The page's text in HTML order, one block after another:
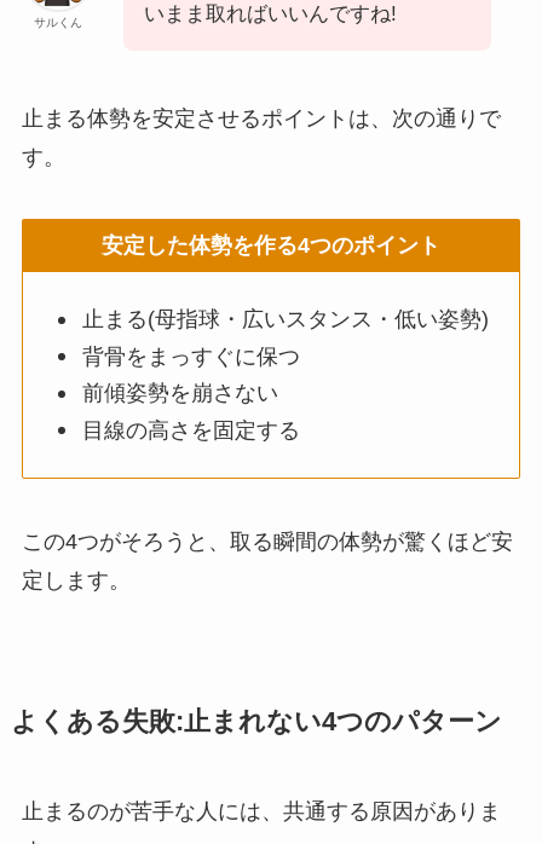
サルくん
いまま取ればいいんですね!
止まる体勢を安定させるポイントは、次の通りで
す。
安定した体勢を作る4つのポイント
止まる(母指球・広いスタンス・低い姿勢)
背骨をまっすぐに保つ
前傾姿勢を崩さない
目線の高さを固定する
この4つがそろうと、取る瞬間の体勢が驚くほど安
定します。
よくある失敗:止まれない4つのパターン
止まるのが苦手な人には、共通する原因がありま